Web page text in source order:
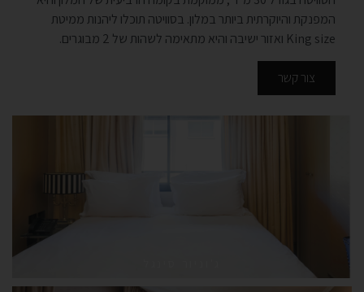
המפנקת והיוקרתית ביותר במלון. בסוויטה תוכלו ליהנות ממיטת
King size ואזור ישיבה והיא מתאימה לשהות של 2 מבוגרים.
צור קשר